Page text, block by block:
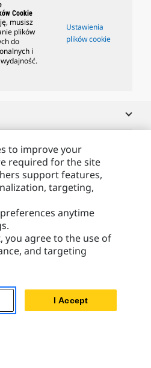
Cookie
musisz
plików
do
i
Ustawienia
plików cookie
to improve your
required for the site
support features,
targeting,
anytime
you agree to the use of
and targeting
I Accept